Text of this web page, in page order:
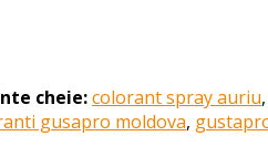
cheie:colorant spray auriu,
gusapro moldova,